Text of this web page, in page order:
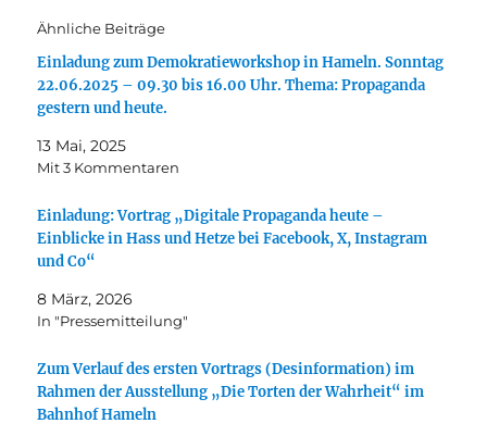
Ähnliche Beiträge
Einladung zum Demokratieworkshop in Hameln. Sonntag
22.06.2025 – 09.30 bis 16.00 Uhr. Thema: Propaganda
gestern und heute.
13 Mai, 2025
Mit 3 Kommentaren
Einladung: Vortrag „Digitale Propaganda heute –
Einblicke in Hass und Hetze bei Facebook, X, Instagram
und Co“
8 März, 2026
In "Pressemitteilung"
Zum Verlauf des ersten Vortrags (Desinformation) im
Rahmen der Ausstellung „Die Torten der Wahrheit“ im
Bahnhof Hameln